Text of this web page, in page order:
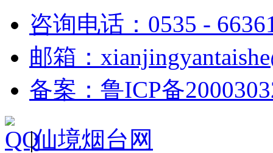
咨询电话：0535 -
邮箱：
备案：鲁ICP备
|仙境烟台网